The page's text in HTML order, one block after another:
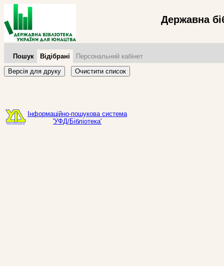
Державна
Пошук Відібрані
Персональний кабінет
Версія для друку
Очистити список
Інформаційно-пошукова система
'УФД/Бібліотека'